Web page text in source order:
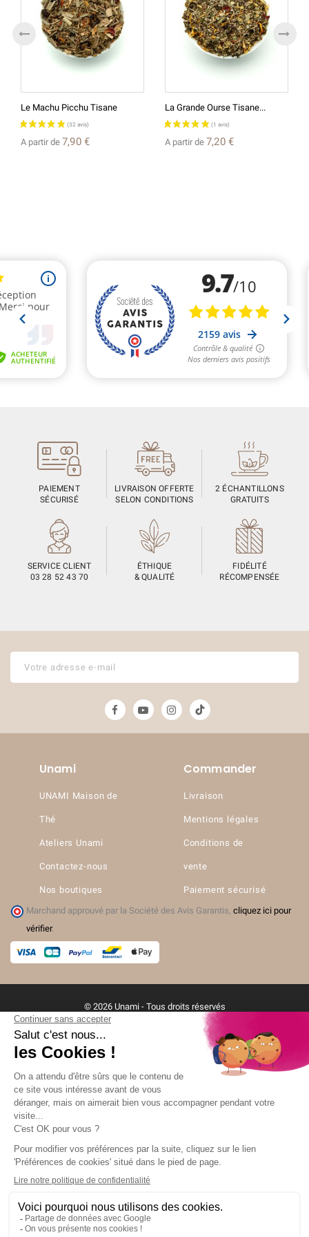
(7 avis)
Le Machu Picchu Tisane
A partir de 7,90 €
La Grande Ourse Tisane...
A partir de 7,20 €
PAIEMENT
SÉCURISÉ
LIVRAISON OFFERTE
SELON CONDITIONS
2 ÉCHANTILLONS
GRATUITS
SERVICE CLIENT
03 28 52 43 70
ÉTHIQUE
& QUALITÉ
FIDÉLITÉ
RÉCOMPENSÉE
Unami
UNAMI Maison de
Thé
Ateliers Unami
Contactez-nous
Nos boutiques
Commander
Livraison
Mentions légales
Conditions de
vente
Paiement sécurisé
Marchand approuvé par la Société des Avis Garantis, cliquez ici pour
vérifier.
© 2026 Unami - Tous droits réservés